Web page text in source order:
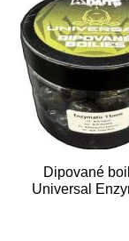
Dipované
Universal